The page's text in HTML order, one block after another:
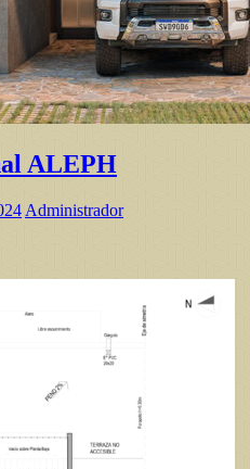
ALEPH
Administrador